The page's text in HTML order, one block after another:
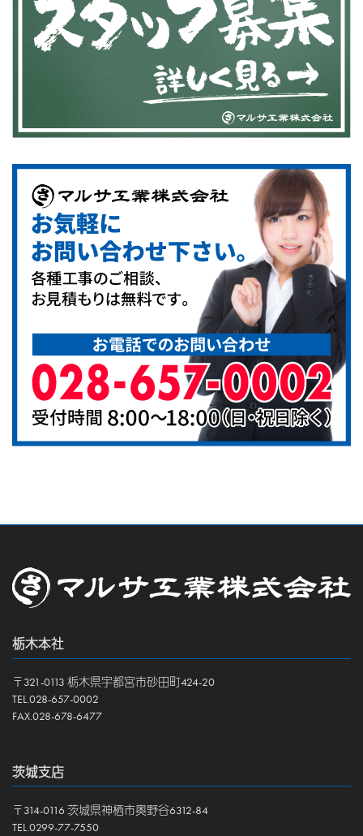
栃木本社
〒321-0113 栃木県宇都宮市砂田町424-20
TEL.028-657-0002
FAX.028-678-6477
茨城支店
〒314-0116 茨城県神栖市奥野谷6312-84
TEL.0299-77-7550